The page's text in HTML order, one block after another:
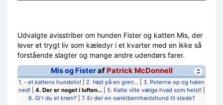
Udvalgte avisstriber om hunden Fister og katten Mis, der
lever et trygt liv som kæledyr i et kvarter med en ikke så
forstående slagter og mange andre udendørs farer.
Mis og Fisteraf Patrick McDonnell
1. - et kattens hundeliv! 2. Højt på en gren...
3. Poterne op og halen
ned!| 4. Der er noget i luften...| 5. Katte ville vælge hvad som helst!|
6. Gi'r du et kram?| 7. Er der en sanktbernhardshund til stede?